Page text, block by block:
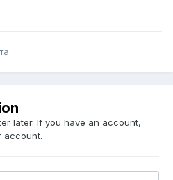
later. If you have an account,
account.